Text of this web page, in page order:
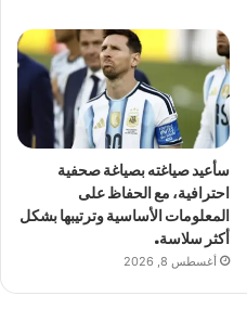
سأعيد صياغته بصياغة صحفية
احترافية، مع الحفاظ على
المعلومات الأساسية وترتيبها بشكل
أكثر سلاسة.
أغسطس 8, 2026